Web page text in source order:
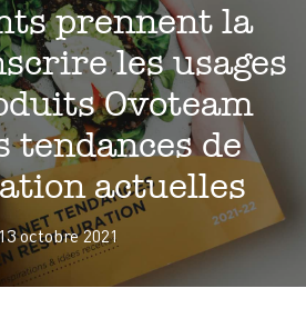
prennent la
les usages
Ovoteam
tendances de
actuelles
13 octobre 2021